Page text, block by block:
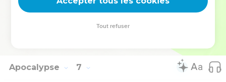
sur nous et cachez-nous loin de celui qui est assis sur le
Apocalypse 7
Tout refuser